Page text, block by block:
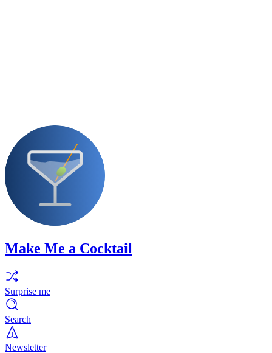
Make Me a Cocktail
Surprise me
Search
Newsletter